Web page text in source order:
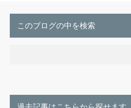
このブログの中を検索